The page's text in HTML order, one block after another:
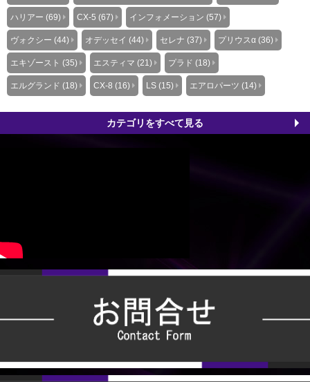
ハリアー (69) CX-5 (67) インフォメーション (57)
ヴォクシー (44) オデッセイ (44) セレナ (37) プリウスα (36)
エキゾースト (35) エスティマ (21) プラド (18)
エルグランド (18) CX-8 (16) LS (15) エアロパーツ (14)
カテゴリをすべて見る